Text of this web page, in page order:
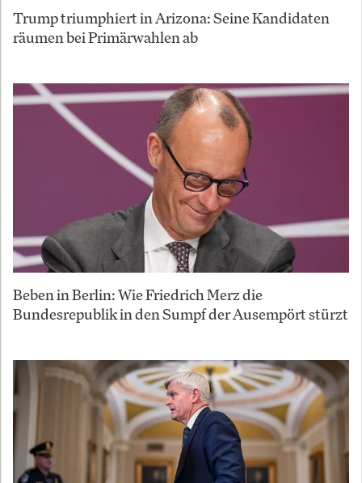
Trump triumphiert in Arizona: Seine Kandidaten
räumen bei Primärwahlen ab
Beben in Berlin: Wie Friedrich Merz die
Bundesrepublik in den Sumpf der Ausempört stürzt